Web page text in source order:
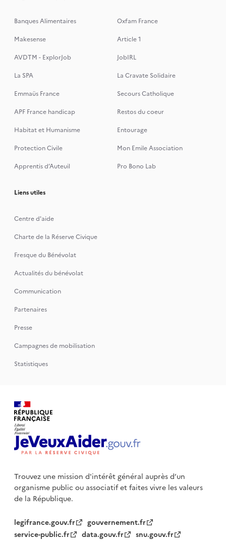
Banques Alimentaires
Oxfam France
Makesense
Article 1
AVDTM - ExplorJob
JobIRL
La SPA
La Cravate Solidaire
Emmaüs France
Secours Catholique
APF France handicap
Restos du coeur
Habitat et Humanisme
Entourage
Protection Civile
Mon Emile Association
Apprentis d’Auteuil
Pro Bono Lab
Liens utiles
Centre d'aide
Charte de la Réserve Civique
Fresque du Bénévolat
Actualités du bénévolat
Communication
Partenaires
Presse
Campagnes de mobilisation
Statistiques
Trouvez une mission d'intérêt général auprès d’un
organisme publicou associatif et faites vivre les valeurs
de la République.
legifrance.gouv.fr
gouvernement.fr
service-public.fr
data.gouv.fr
snu.gouv.fr